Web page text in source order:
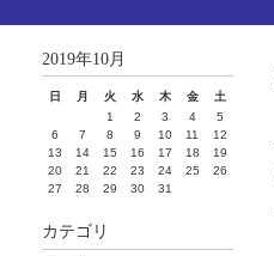
2019年10月
日 月 火 水 木 金
土
1
2 3 4
5
6
7 8 9 10 11
12
13
14 15 16 17 18
19
20
21 22 23 24 25
26
27
28 29 30 31
カテゴリ